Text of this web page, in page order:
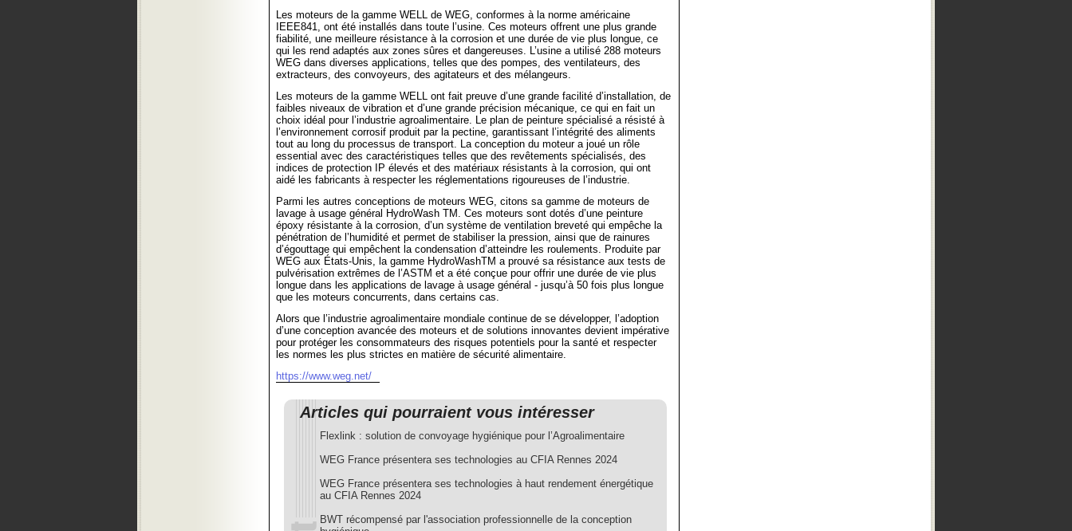
Les moteurs de la gamme WELL de WEG, conformes à la norme américaine
IEEE841, ont été installés dans toute l’usine. Ces moteurs offrent une plus grande
fiabilité, une meilleure résistance à la corrosion et une durée de vie plus longue, ce
qui les rend adaptés aux zones sûres et dangereuses. L’usine a utilisé 288 moteurs
WEG dans diverses applications, telles que des pompes, des ventilateurs, des
extracteurs, des convoyeurs, des agitateurs et des mélangeurs.
Les moteurs de la gamme WELL ont fait preuve d’une grande facilité d’installation, de
faibles niveaux de vibration et d’une grande précision mécanique, ce qui en fait un
choix idéal pour l’industrie agroalimentaire. Le plan de peinture spécialisé a résisté à
l’environnement corrosif produit par la pectine, garantissant l’intégrité des aliments
tout au long du processus de transport. La conception du moteur a joué un rôle
essential avec des caractéristiques telles que des revêtements spécialisés, des
indices de protection IP élevés et des matériaux résistants à la corrosion, qui ont
aidé les fabricants à respecter les réglementations rigoureuses de l’industrie.
Parmi les autres conceptions de moteurs WEG, citons sa gamme de moteurs de
lavage à usage général HydroWash TM. Ces moteurs sont dotés d’une peinture
époxy résistante à la corrosion, d’un système de ventilation breveté qui empêche la
pénétration de l’humidité et permet de stabiliser la pression, ainsi que de rainures
d’égouttage qui empêchent la condensation d’atteindre les roulements. Produite par
WEG aux États-Unis, la gamme HydroWashTM a prouvé sa résistance aux tests de
pulvérisation extrêmes de l’ASTM et a été conçue pour offrir une durée de vie plus
longue dans les applications de lavage à usage général - jusqu’à 50 fois plus longue
que les moteurs concurrents, dans certains cas.
Alors que l’industrie agroalimentaire mondiale continue de se développer, l’adoption
d’une conception avancée des moteurs et de solutions innovantes devient impérative
pour protéger les consommateurs des risques potentiels pour la santé et respecter
les normes les plus strictes en matière de sécurité alimentaire.
https://www.weg.net/
Articles qui pourraient vous intéresser
Flexlink : solution de convoyage hygiénique pour l’Agroalimentaire
WEG France présentera ses technologies au CFIA Rennes 2024
WEG France présentera ses technologies à haut rendement énergétique
au CFIA Rennes 2024
BWT récompensé par l'association professionnelle de la conception